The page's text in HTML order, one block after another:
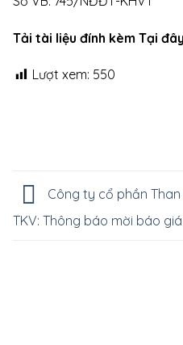
Tải tài liệu đính kèm Tại đây
Lượt xem: 550
Công ty cổ phần
TKV: Thông báo mời báo giá